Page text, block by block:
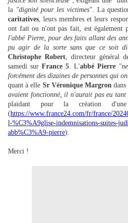
la "dignité pour les victimes". La
caritatives, leurs membres et leurs
ont fait ou n'ont pas fait, est également
l'abbé Pierre, pour des faits allant des
pu agir de la sorte sans que ce soit
Christophe Robert, directeur général
samedi sur France 5. L'abbé Pierre
forcément des dizaines de personnes qui
quant à elle Sr Véronique Margron
avaient fonctionné, il n'aurait pas eu tant
plaidant pour la création
(https://www.france24.com/fr/france/
l-%C3%A9glise-indemnisations-suites-
abb%C3%A9-pierre).
Merci !